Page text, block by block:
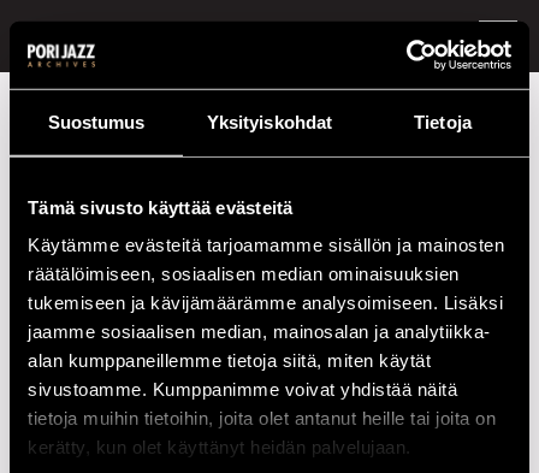
Suostumus Yksityiskohdat Tietoja
Tämä sivusto käyttää evästeitä
Käytämme evästeitä tarjoamamme sisällön ja mainosten
räätälöimiseen, sosiaalisen median ominaisuuksien
tukemiseen ja kävijämäärämme analysoimiseen. Lisäksi
jaamme sosiaalisen median, mainosalan ja analytiikka-
alan kumppaneillemme tietoja siitä, miten käytät
sivustoamme. Kumppanimme voivat yhdistää näitä
tietoja muihin tietoihin, joita olet antanut heille tai joita on
kerätty, kun olet käyttänyt heidän palvelujaan.
Festivaalivuodet Clube Brasil!!
Esiintymiset vuonna 2005
PÄIVÄ AIKA PAIKKA
21.07.2005 20.00 Riverside Club
22.07.2005 Riverside Club
23.07.2005 20.00 Riverside Club